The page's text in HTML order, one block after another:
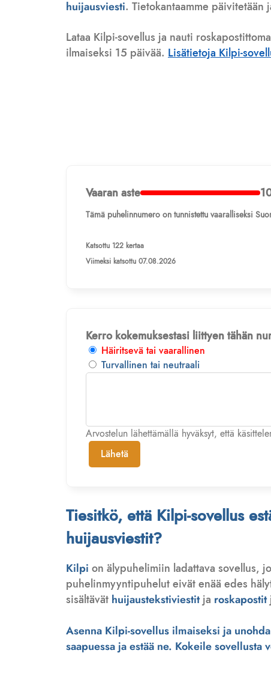
huijausviesti. Tietokantaamme päivitetään
Lataa Kilpi-sovellus ja nauti
ilmaiseksi 15 päivää. Lisätietoja Kilpi-
Vaaran aste
Tämä puhelinnumero on tunnistettu vaaralliseksi
Katsottu 122 kertaa
Viimeksi katsottu 07.08.2026
Kerro kokemuksestasi liittyen tähän
Häiritsevä tai vaarallinen
Turvallinen tai neutraali
Arvostelun lähettämällä hyväksyt, että
Lähetä
Tiesitkö, että Kilpi-sovellus
huijausviestit?
Kilpi on älypuhelimiin ladattava sovellus,
puhelinmyyntipuhelut eivät enää edes
sisältävät huijaustekstiviestitja roskapostit
Asenna Kilpi-sovellus ilmaiseksi ja
saapuessa ja estää ne. Kokeile